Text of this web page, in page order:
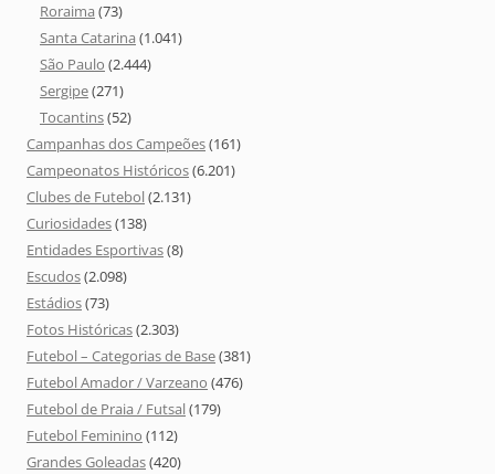
Roraima (73)
Santa Catarina (1.041)
São Paulo (2.444)
Sergipe(271)
Tocantins(52)
Campanhas dos Campeões(161)
Campeonatos Históricos(6.201)
Clubes de Futebol(2.131)
Curiosidades(138)
Entidades Esportivas(8)
Escudos(2.098)
Estádios(73)
Fotos Históricas(2.303)
Futebol – Categorias de Base(381)
Futebol Amador / Varzeano (476)
Futebol de Praia / Futsal(179)
Futebol Feminino (112)
Grandes Goleadas(420)